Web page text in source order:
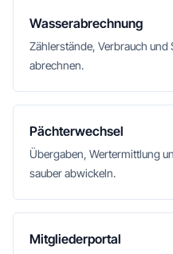
Wasserabrechnung
Zählerstände, Verbrauch
abrechnen.
Pächterwechsel
Übergaben, Wertermittlung
sauber abwickeln.
Mitgliederportal